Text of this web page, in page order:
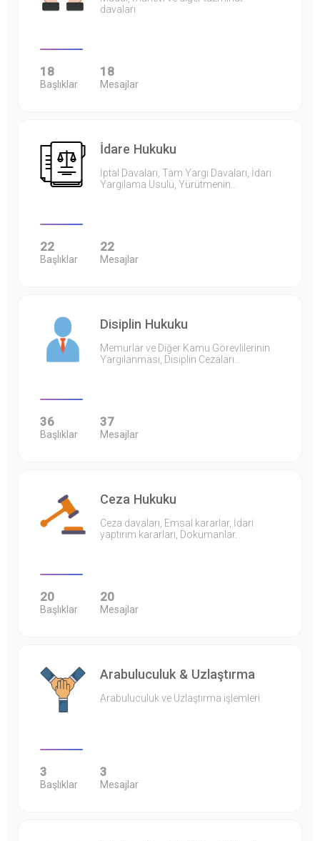
davaları
18
Başlıklar
18
Mesajlar
İdare Hukuku
İptal Davaları, Tam Yargı Davaları, İdari
Yargılama Usulü, Yürütmenin…
22
Başlıklar
22
Mesajlar
Disiplin Hukuku
Memurlar ve Diğer Kamu Görevlilerinin
Yargılanması, Disiplin Cezaları…
36
Başlıklar
37
Mesajlar
Ceza Hukuku
Ceza davaları, Emsal kararlar, İdari
yaptırım kararları, Dokümanlar.
20
Başlıklar
20
Mesajlar
Arabuluculuk & Uzlaştırma
Arabuluculuk ve Uzlaştırma işlemleri
3
Başlıklar
3
Mesajlar